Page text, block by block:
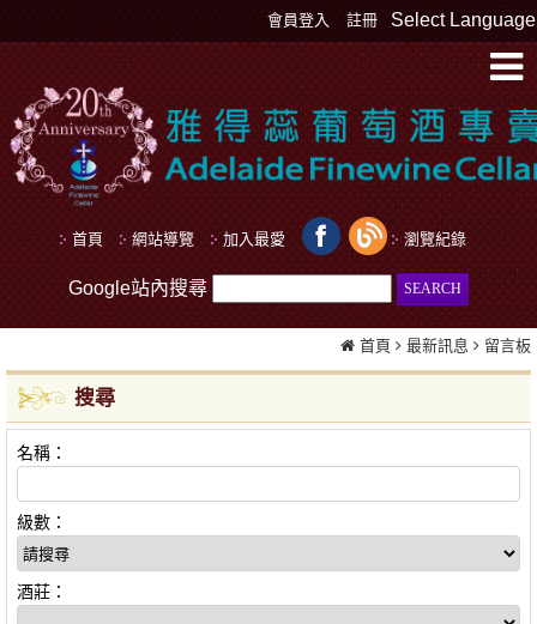
Select Language
會員登入 註冊
首頁 網站導覽 加入最愛 瀏覽紀錄
Google站內搜尋
首頁 最新訊息 留言板
搜尋
名稱：
級數：
酒莊：